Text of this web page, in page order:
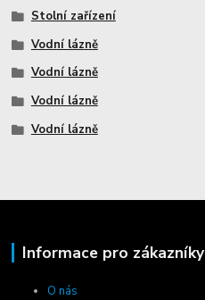
Stolní zařízení
Vodní lázně
Vodní lázně
Vodní lázně
Vodní lázně
Informace pro zákazníky
O nás